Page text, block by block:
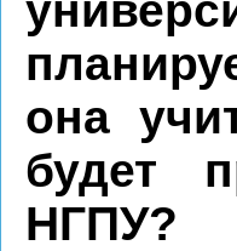
она
будет
НГПУ?